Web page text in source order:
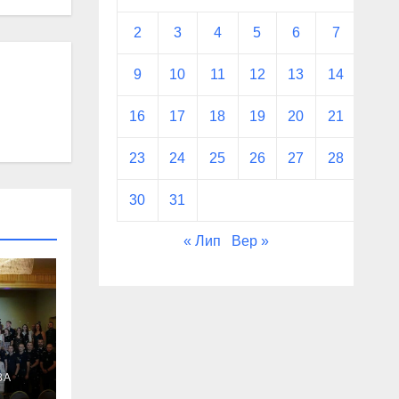
2 3 4 5 6 7
9 10 11 12 13 14
16 17 18 19 20 21
23 24 25 26 27 28
30 31
« Лип Вер »